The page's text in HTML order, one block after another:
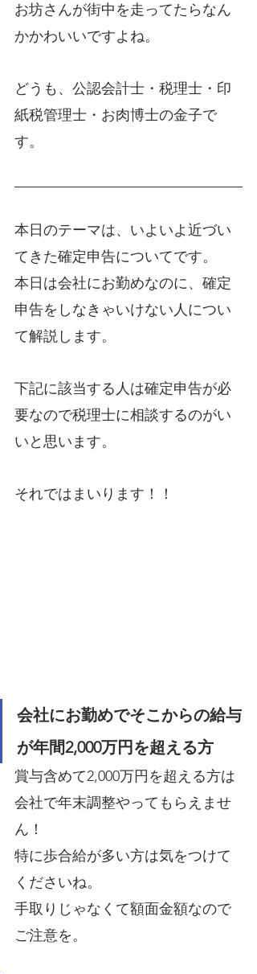
お坊さんが街中を走ってたらなん
かかわいいですよね。
どうも、公認会計士・税理士・印
紙税管理士・お肉博士の金子で
す。
本日のテーマは、いよいよ近づい
てきた確定申告についてです。
本日は会社にお勤めなのに、確定
申告をしなきゃいけない人につい
て解説します。
下記に該当する人は確定申告が必
要なので税理士に相談するのがい
いと思います。
それではまいります！！
会社にお勤めでそこからの給与
が年間2,000万円を超える方
賞与含めて2,000万円を超える方は
会社で年末調整やってもらえませ
ん！
特に歩合給が多い方は気をつけて
くださいね。
手取りじゃなくて額面金額なので
ご注意を。